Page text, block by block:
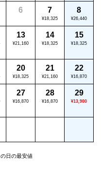
6 7
¥18,325
8
¥26,440
13
¥21,160
14
¥18,325
15
¥18,325
20
¥18,325
21
¥21,160
22
¥16,870
27
¥16,870
28
¥16,870
29
¥13,900
日の最安値